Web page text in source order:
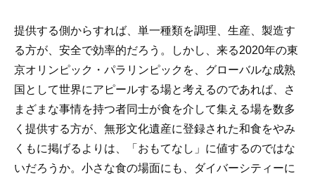
提供する側からすれば、単一種類を調理、生産、製造す
る方が、安全で効率的だろう。しかし、来る2020年の東
京オリンピック・パラリンピックを、グローバルな成熟
国として世界にアピールする場と考えるのであれば、さ
まざまな事情を持つ者同士が食を介して集える場を数多
く提供する方が、無形文化遺産に登録された和食をやみ
くもに掲げるよりは、「おもてなし」に値するのではな
いだろうか。小さな食の場面にも、ダイバーシティーに